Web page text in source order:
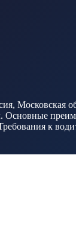
Московская
к